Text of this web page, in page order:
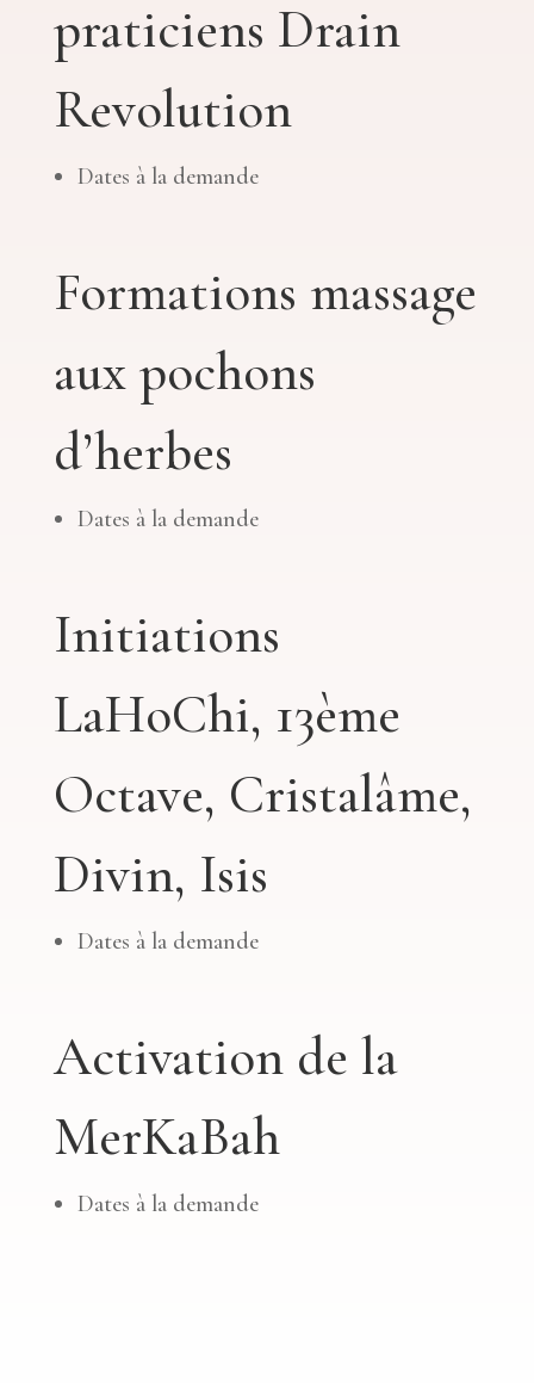
praticiens Drain
Revolution
Dates à la demande
Formations massage
aux pochons
d’herbes
Dates à la demande
Initiations
LaHoChi, 13ème
Octave, Cristalâme,
Divin, Isis
Dates à la demande
Activation de la
MerKaBah
Dates à la demande